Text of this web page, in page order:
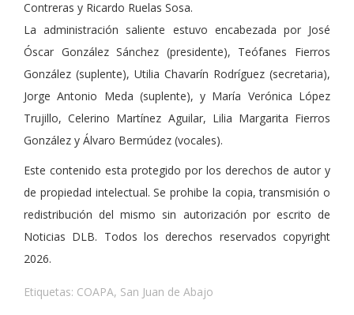
Contreras y Ricardo Ruelas Sosa.
La administración saliente estuvo encabezada por José
Óscar González Sánchez (presidente), Teófanes Fierros
González (suplente), Utilia Chavarín Rodríguez (secretaria),
Jorge Antonio Meda (suplente), y María Verónica López
Trujillo, Celerino Martínez Aguilar, Lilia Margarita Fierros
González y Álvaro Bermúdez (vocales).
Este contenido esta protegido por los derechos de autor y
de propiedad intelectual. Se prohibe la copia, transmisión o
redistribución del mismo sin autorización por escrito de
Noticias DLB. Todos los derechos reservados copyright
2026.
Etiquetas: COAPA, San Juan de Abajo